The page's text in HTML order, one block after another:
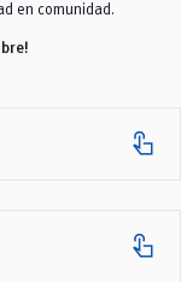
en comunidad.
touch_app
touch_app